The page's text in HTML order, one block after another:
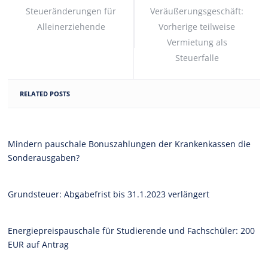
Steueränderungen für
Alleinerziehende
Veräußerungsgeschäft:
Vorherige teilweise
Vermietung als
Steuerfalle
RELATED POSTS
Mindern pauschale Bonuszahlungen der Krankenkassen die
Sonderausgaben?
Grundsteuer: Abgabefrist bis 31.1.2023 verlängert
Energiepreispauschale für Studierende und Fachschüler: 200
EUR auf Antrag